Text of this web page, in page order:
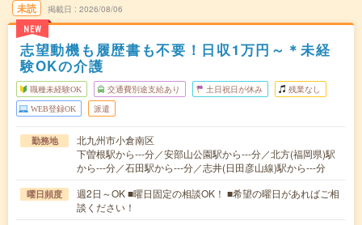
未読
NEW
掲載日 2026/08/06
志望動機も履歴書も不要！日収1万円～＊未経
験OKの介護
職種未経験OK 交通費別途支給あり 土日祝日が休み 残業なし
WEB登録OK 派遣
勤務地
北九州市小倉南区
下曽根駅から---分／安部山公園駅から---分／北方(福岡県)駅
から---分／石田駅から---分／志井(日田彦山線)駅から---分
曜日頻度
週2日～OK ■曜日固定の相談OK！ ■希望の曜日があればご相
談ください！